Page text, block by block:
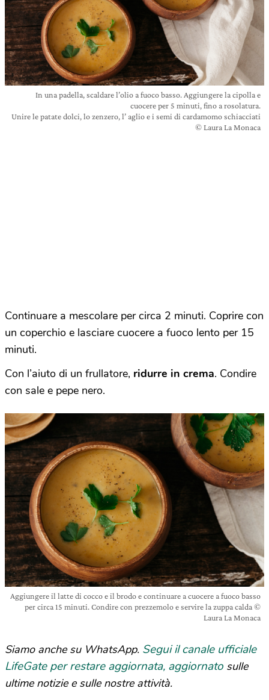
In una padella, scaldare l’olio a fuoco basso. Aggiungere la cipolla e
cuocere per 5 minuti, fino a rosolatura.
Unire le patate dolci, lo zenzero, l’ aglio e i semi di cardamomo schiacciati
© Laura La Monaca
Continuare a mescolare per circa 2 minuti. Coprire con
un coperchio e lasciare cuocere a fuoco lento per 15
minuti.
Con l’aiuto di un frullatore, ridurre in crema. Condire
con sale e pepe nero.
Aggiungere il latte di cocco e il brodo e continuare a cuocere a fuoco basso
per circa 15 minuti. Condire con prezzemolo e servire la zuppa calda ©
Laura La Monaca
Siamo anche su WhatsApp. Segui il canale ufficiale
LifeGate per restare aggiornata, aggiornato sulle
ultime notizie e sulle nostre attività.